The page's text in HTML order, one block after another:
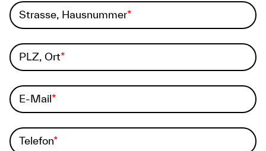
Strasse, Hausnummer
PLZ, Ort
E-Mail
Telefon